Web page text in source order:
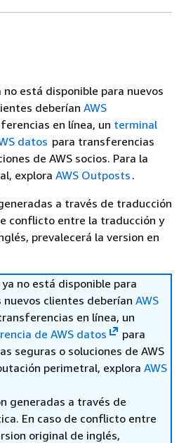
no está disponible para nuevos
deberían AWS
en línea, un terminal
datos para transferencias
de AWS socios. Para la
explora AWS Outposts .
a través de traducción
conflicto entre la traducción y
prevalecerá la version en
ya no está disponible para
nuevos clientes deberían AWS
en línea, un
de AWS datos
para
seguras o soluciones de AWS
perimetral, explora AWS
generadas a través de
En caso de conflicto entre
original de inglés,